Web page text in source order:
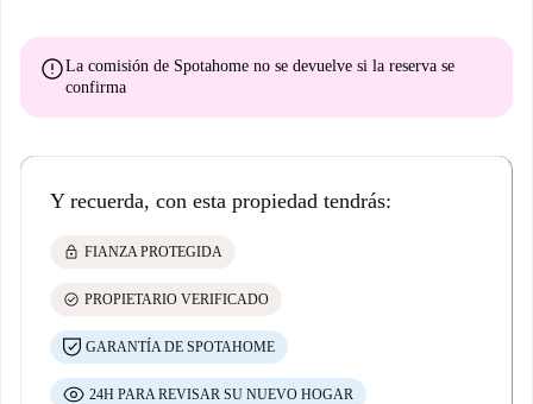
errorLa comisión de Spotahome no se devuelve si la reserva se
confirma
Y recuerda, con esta propiedad tendrás:
lock FIANZA PROTEGIDA
check_circle PROPIETARIO VERIFICADO
GARANTÍA DE SPOTAHOME
24H PARA REVISAR SU NUEVO HOGAR